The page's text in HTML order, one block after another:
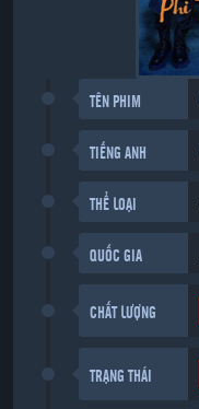
TÊN PHIM
TIẾNG ANH
THỂ LOẠI
QUỐC GIA
CHẤT LƯỢNG
TRẠNG THÁI